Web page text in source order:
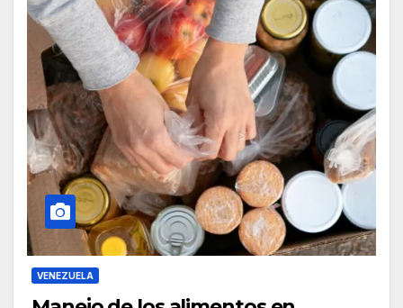
VENEZUELA